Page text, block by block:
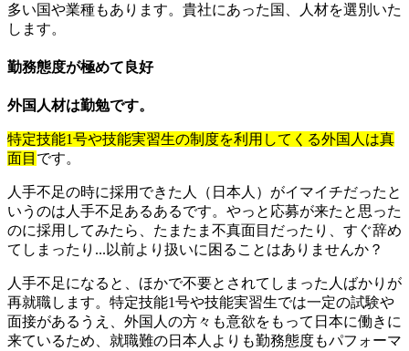
多い国や業種もあります。貴社にあった国、人材を選別いた
します。
勤務態度が極めて良好
外国人材は勤勉です。
特定技能1号や技能実習生の制度を利用してくる外国人は真
面目 です。
人手不足の時に採用できた人（日本人）がイマイチだったと
いうのは人手不足あるあるです。やっと応募が来たと思った
のに採用してみたら、たまたま不真面目だったり、すぐ辞め
てしまったり...以前より扱いに困ることはありませんか？
人手不足になると、ほかで不要とされてしまった人ばかりが
再就職します。特定技能1号や技能実習生では一定の試験や
面接があるうえ、外国人の方々も意欲をもって日本に働きに
来ているため、就職難の日本人よりも勤務態度もパフォーマ